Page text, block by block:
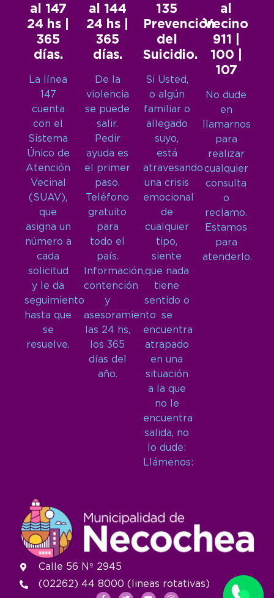
al 147
24 hs |
365
días.
La línea
147
cuenta
con el
Sistema
Único de
Atención
Vecinal
(SUAV),
que
asigna un
número a
cada
solicitud
y le da
seguimiento
hasta que
se
resuelve.
al 144
24 hs |
365
días.
De la
violencia
se puede
salir.
Pedir
ayuda es
el primer
paso.
Teléfono
gratuito
para
todo el
país.
Información,
contención
y
asesoramiento
las 24 hs,
los 365
días del
año.
135
Prevención
del
Suicidio.
Si Usted,
o algún
familiar o
allegado
suyo,
está
atravesando
una crisis
emocional
de
cualquier
tipo,
siente
que nada
tiene
sentido o
se
encuentra
atrapado
en una
situación
a la que
no le
encuentra
salida, no
lo dude:
Llámenos:
al
Vecino
911 |
100 |
107
No dude
en
llamarnos
para
realizar
cualquier
consulta
o
reclamo.
Estamos
para
atenderlo.
Calle 56 Nº 2945
(02262) 44 8000 (lineas rotativas)